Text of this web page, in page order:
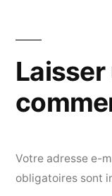
Laisser
Votre adresse e-
obligatoires sont